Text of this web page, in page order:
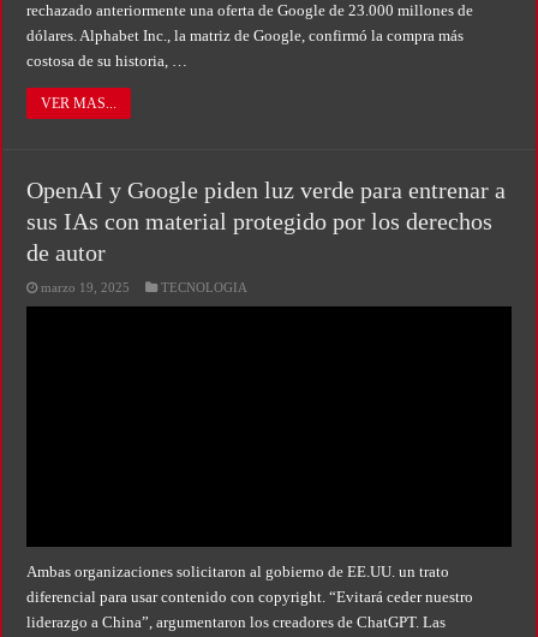
rechazado anteriormente una oferta de Google de 23.000 millones de
dólares. Alphabet Inc., la matriz de Google, confirmó la compra más
costosa de su historia, …
VER MAS...
OpenAI y Google piden luz verde para entrenar a
sus IAs con material protegido por los derechos
de autor
marzo 19, 2025 TECNOLOGIA
Ambas organizaciones solicitaron al gobierno de EE.UU. un trato
diferencial para usar contenido con copyright. “Evitará ceder nuestro
liderazgo a China”, argumentaron los creadores de ChatGPT. Las